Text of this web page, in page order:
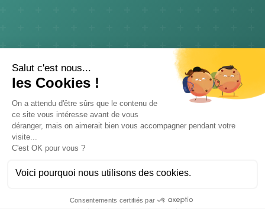
CerfApp
DonateursMentions légalesConfidentialité
Support
Données hébergées en France - Conforme RGPD